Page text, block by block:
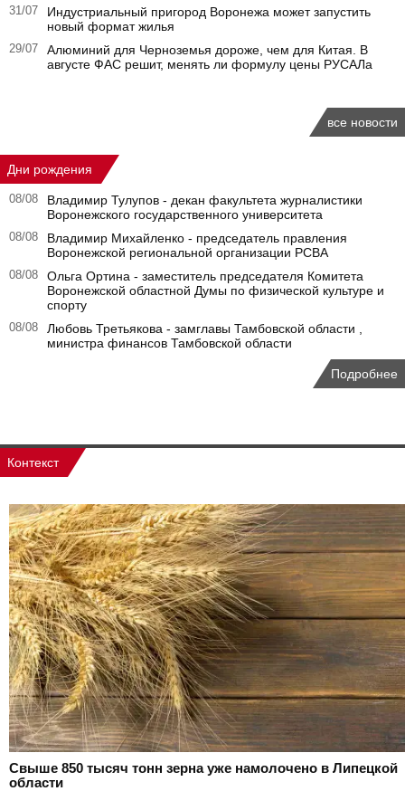
31/07
Индустриальный пригород Воронежа может запустить
новый формат жилья
29/07
Алюминий для Черноземья дороже, чем для Китая. В
августе ФАС решит, менять ли формулу цены РУСАЛа
все новости
Дни рождения
08/08
Владимир Тулупов - декан факультета журналистики
Воронежского государственного университета
08/08
Владимир Михайленко - председатель правления
Воронежской региональной организации РСВА
08/08
Ольга Ортина - заместитель председателя Комитета
Воронежской областной Думы по физической культуре и
спорту
08/08
Любовь Третьякова - замглавы Тамбовской области ,
министра финансов Тамбовской области
Подробнее
Контекст
Свыше 850 тысяч тонн зерна уже намолочено в Липецкой
области